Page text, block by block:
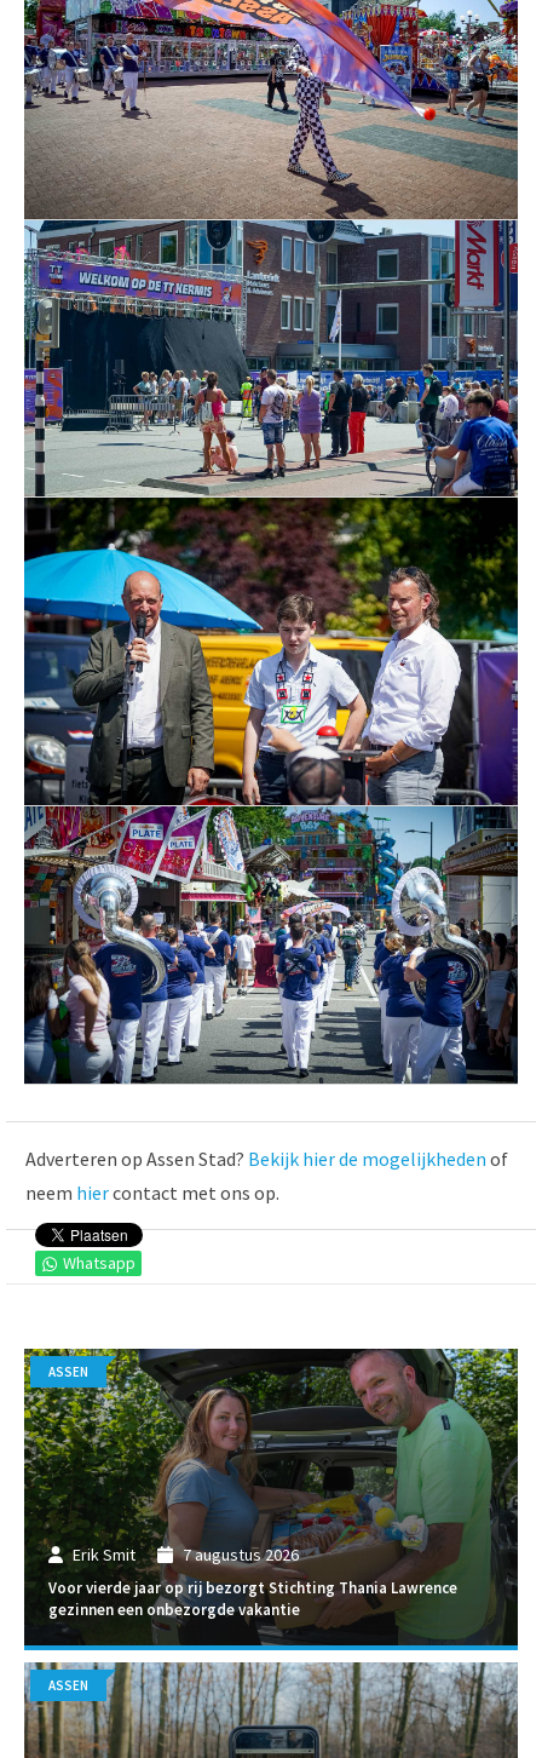
Whatsapp
Adverteren op Assen Stad? Bekijk hier de mogelijkheden of
neem hiercontact met ons op.
Erik Smit 7 augustus 2026
Voor vierde jaar op rij bezorgt Stichting Thania Lawrence
gezinnen een onbezorgde vakantie
ASSEN
ASSEN